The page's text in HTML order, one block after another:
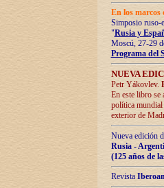
En los marcos
Simposio ruso-
"Rusia y
Moscú, 27-29
Programa del
NUEVA
Petr Yákovlev.
En este libro se
política mundial
exterior de
Nueva edición
Rusia -
(125 años de
Revista